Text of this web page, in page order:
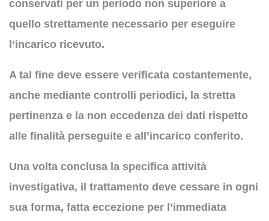
conservati per un periodo non superiore a
quello strettamente necessario per eseguire
l’incarico ricevuto.
A tal fine deve essere verificata costantemente,
anche mediante controlli periodici, la stretta
pertinenza e la non eccedenza dei dati rispetto
alle finalità perseguite e all’incarico conferito.
Una volta conclusa la specifica attività
investigativa, il trattamento deve cessare in ogni
sua forma, fatta eccezione per l’immediata